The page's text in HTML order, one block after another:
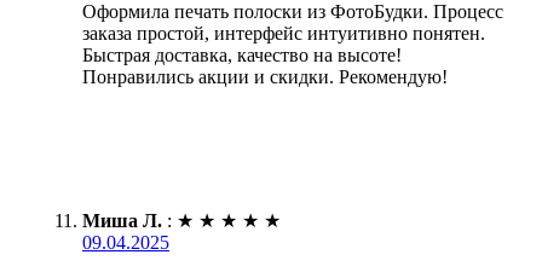
Оформила печать полоски из ФотоБудки. Процесс
заказа простой, интерфейс интуитивно понятен.
Быстрая доставка, качество на высоте!
Понравились акции и скидки. Рекомендую!
Миша Л. : ★ ★ ★ ★ ★
09.04.2025